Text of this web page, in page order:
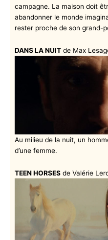
campagne. La maison doit
abandonner le monde
rester proche de son grand-
DANS LA NUIT de Max
Au milieu de la nuit, un
d’une femme.
TEEN HORSES de Valérie